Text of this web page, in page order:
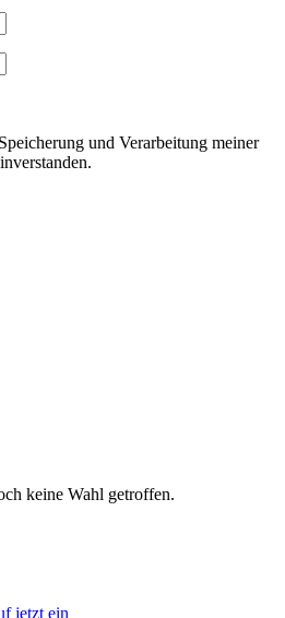
und Verarbeitung meiner
keine Wahl getroffen.
jetzt ein